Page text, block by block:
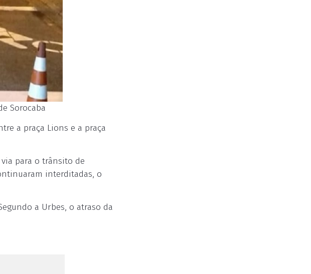
Sorocaba
a praça Lions e a praça
para o trânsito de
interditadas, o
a Urbes, o atraso da